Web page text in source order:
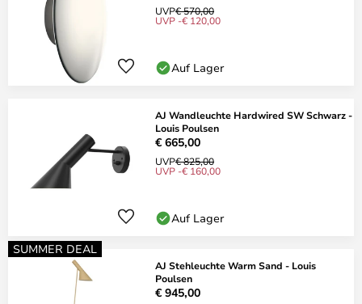
UVP€ 570,00
UVP -€ 120,00
Auf Lager
AJ Wandleuchte Hardwired SW Schwarz -
Louis Poulsen
€ 665,00
UVP€ 825,00
UVP -€ 160,00
Auf Lager
SUMMER DEAL
AJ Stehleuchte Warm Sand - Louis
Poulsen
€ 945,00